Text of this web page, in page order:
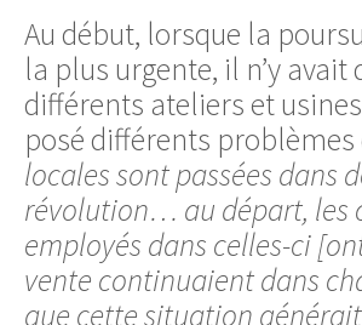
Au début, lorsque la
la plus urgente, il n’y
différents ateliers et
posé différents
locales sont passées dans
révolution… au départ, les
employés dans celles-ci
vente continuaient dans
que cette situation